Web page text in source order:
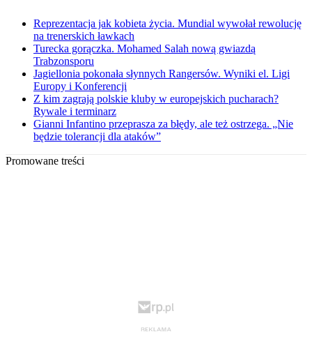
Reprezentacja jak kobieta życia. Mundial wywołał rewolucję
na trenerskich ławkach
Turecka gorączka. Mohamed Salah nową gwiazdą
Trabzonsporu
Jagiellonia pokonała słynnych Rangersów. Wyniki el. Ligi
Europy i Konferencji
Z kim zagrają polskie kluby w europejskich pucharach?
Rywale i terminarz
Gianni Infantino przeprasza za błędy, ale też ostrzega. „Nie
będzie tolerancji dla ataków”
Promowane treści